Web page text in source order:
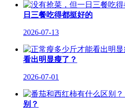
日三餐吃得都挺好的
2026-07-13
看出明显瘦了？
2026-07-01
别？